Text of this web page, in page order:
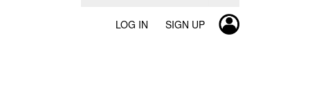
LOG IN SIGN UP